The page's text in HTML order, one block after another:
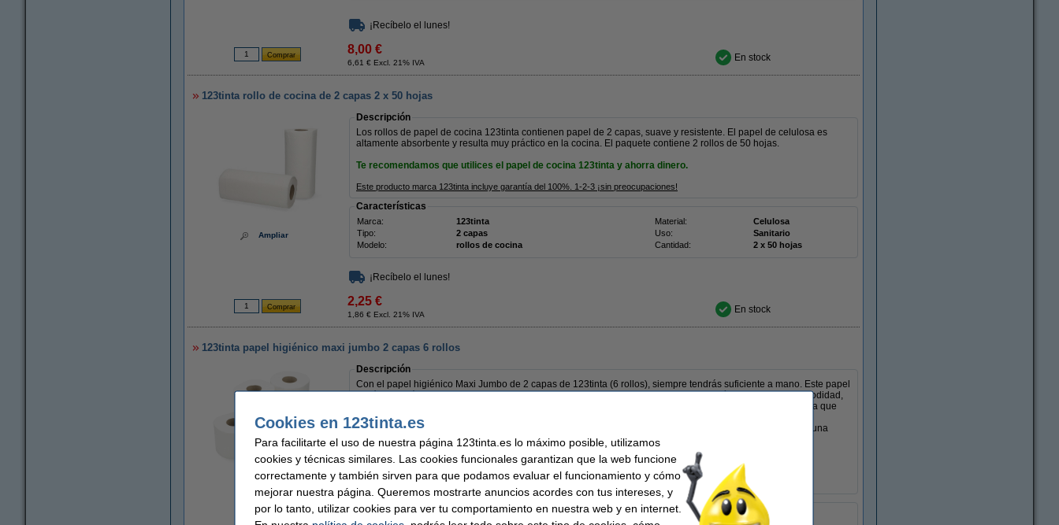
¡Recíbelo el lunes!
8,00 €
6,61 € Excl. 21% IVA En stock
123tinta rollo de cocina de 2 capas 2 x 50 hojas
Ampliar
Descripción
Los rollos de papel de cocina 123tinta contienen papel de 2 capas, suave y resistente. El papel de celulosa es
altamente absorbente y resulta muy práctico en la cocina. El paquete contiene 2 rollos de 50 hojas.
Te recomendamos que utilices el papel de cocina 123tinta y ahorra dinero.
Este producto marca 123tinta incluye garantía del 100%. 1-2-3 ¡sin preocupaciones!
Características
Marca: 123tinta Material:
Celulosa
Tipo:
2 capas Uso:
Sanitario
Modelo:
rollos de cocina Cantidad: 2 x 50 hojas
¡Recíbelo el lunes!
2,25 €
1,86 € Excl. 21% IVA En stock
123tinta papel higiénico maxi jumbo 2 capas 6 rollos
Ampliar
Descripción
Con el papel higiénico Maxi Jumbo de 2 capas de 123tinta (6 rollos), siempre tendrás suficiente a mano. Este papel
higiénico está hecho de fibras recicladas de 2 capas y es maravillosamente suave. Así, eliges no solo comodidad,
sino también sostenibilidad. Estos rollos jumbo contienen más papel que los rollos estándar, lo que significa que
tendrás que rellenarlos con menos frecuencia. Ideal para baños grandes y concurridos. Los rollos encajan
perfectamente en el dispensador Tork T1 Jumbo. El cómodo papel higiénico de 123tinta te brinda siempre una
buena experiencia de limpieza.
Te recomendamos que utilices el papel higiénico 123tinta y ahorres dinero.
Este producto marca 123tinta incluye garantía del 100%. 1-2-3 ¡sin preocupaciones!
Características
123tinta
Celulosa
Cookies en 123tinta.es
Para facilitarte el uso de nuestra página 123tinta.es lo máximo posible, utilizamos
cookies y técnicas similares. Las cookies funcionales garantizan que la web funcione
correctamente y también sirven para que podamos evaluar el funcionamiento y cómo
mejorar nuestra página. Queremos mostrarte anuncios acordes con tus intereses, y
por lo tanto, utilizar cookies para ver tu comportamiento en nuestra web y en internet.